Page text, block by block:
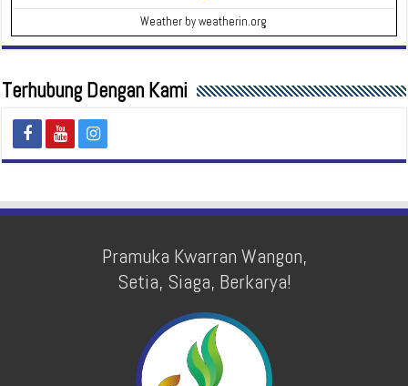
Weather by weatherin.org
Terhubung Dengan Kami
Pramuka Kwarran Wangon,
Setia, Siaga, Berkarya!